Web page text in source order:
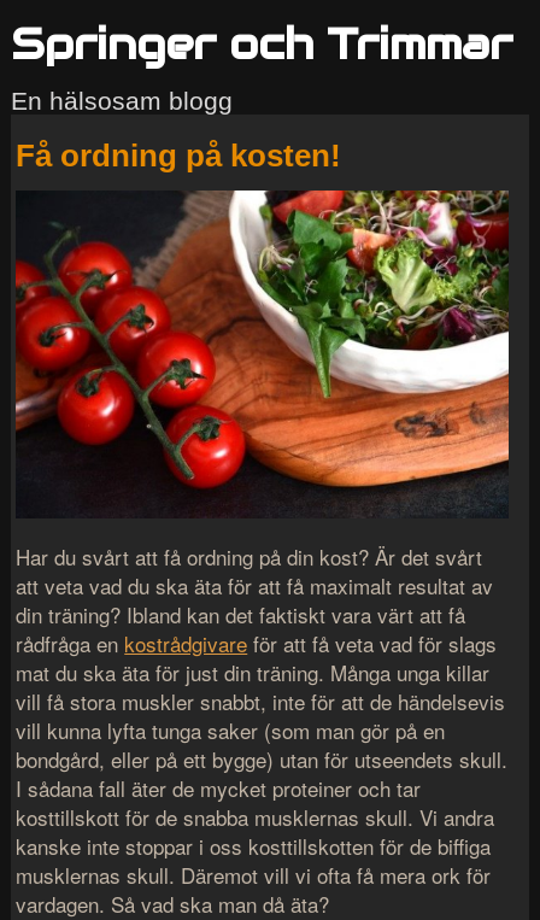
Springer och Trimmar
En hälsosam blogg
Få ordning på kosten!
Har du svårt att få ordning på din kost? Är det svårt
att veta vad du ska äta för att få maximalt resultat av
din träning? Ibland kan det faktiskt vara värt att få
rådfråga en kostrådgivare för att få veta vad för slags
mat du ska äta för just din träning. Många unga killar
vill få stora muskler snabbt, inte för att de händelsevis
vill kunna lyfta tunga saker (som man gör på en
bondgård, eller på ett bygge) utan för utseendets skull.
I sådana fall äter de mycket proteiner och tar
kosttillskott för de snabba musklernas skull. Vi andra
kanske inte stoppar i oss kosttillskotten för de biffiga
musklernas skull. Däremot vill vi ofta få mera ork för
vardagen. Så vad ska man då äta?